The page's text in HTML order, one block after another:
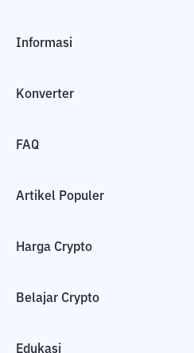
Informasi
Konverter
FAQ
Artikel Populer
Harga Crypto
Belajar Crypto
Edukasi